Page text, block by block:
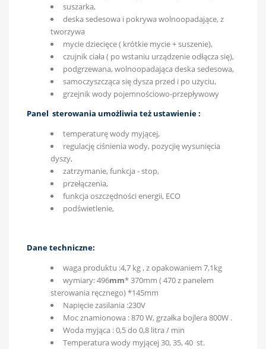
suszarka,
deska sedesowa i pokrywa wolnoopadające, z
tworzywa
mycie dziecięce ( krótkie mycie + suszenie),
czujnik ciała ( po wstaniu urządzenie odłącza się),
podgrzewana, wolnoopadająca deska sedesowa,
samoczyszcząca się dysza przed i po użyciu,
grzejnik wody pojemnościowo-przepływowy
Panel sterowania umożliwia też ustawienie :
temperaturę wody myjącej,
regulację ciśnienia wody, pozycjię wysunięcia
dyszy,
zatrzymanie, funkcja - stop,
przełączenia,
funkcja oszczędności energii, ECO
podświetlenie,
Dane techniczne:
waga produktu :4,7 kg , z opakowaniem 7,1kg
wymiary: 496mm* 370mm ( 470 z panelem
sterowania ręcznego) *145mm
Napięcie zasilania :230V
Moc znamionowa : 870 W, grzałka bojlera 800W .
Woda myjąca : 0,5 do 0,8 litra / min
Temperatura wody myjącej 30, 35, 40 st.